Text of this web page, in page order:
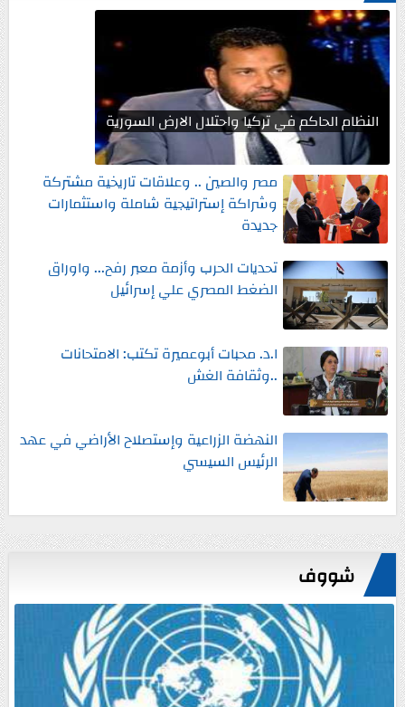
النظام الحاكم في تركيا واحتلال الارض السورية
مصر والصين .. وعلاقات تاريخية مشتركة
وشراكة إستراتيجية شاملة واستثمارات
جديدة
تحديات الحرب وأزمة معبر رفح... واوراق
الضغط المصري علي إسرائيل
ا.د. محبات أبوعميرة تكتب: الامتحانات
..وثقافة الغش
النهضة الزراعية وإستصلاح الأراضي في عهد
الرئيس السيسي
شووف